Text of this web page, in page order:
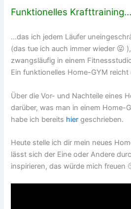
Funktionelles
…das ich jedem Läufer
(das tue ich auch immer wieder 😛
zwangsläufig in einem
Ein funktionelles Home-GYM reicht
Über die Vor- und Nachteile eines
darüber, was man in einem Home-
habe ich bereits hier geschrieben.
Heute stelle ich dir mein neues
lässt sich der Eine oder Andere
inspirieren, das würde mich freuen